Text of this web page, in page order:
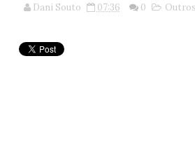
Dani Souto 07:36 0